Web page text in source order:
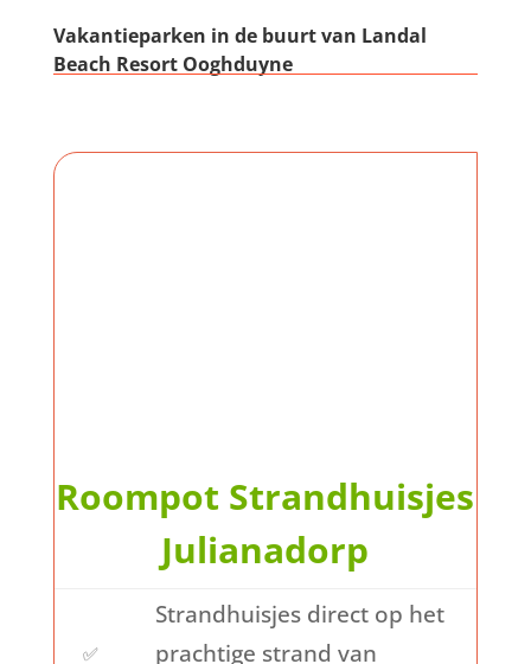
Vakantieparken in de buurt van Landal
Beach Resort Ooghduyne
Roompot Strandhuisjes
Julianadorp
✅
Strandhuisjes direct op het
prachtige strand van